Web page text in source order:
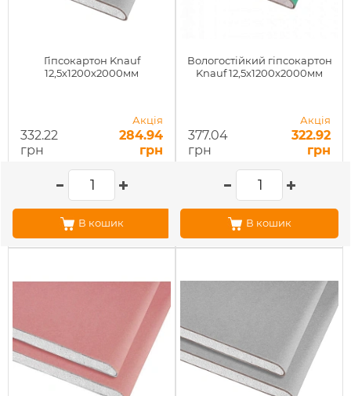
Гіпсокартон Knauf
12,5х1200х2000мм
332.22
грн
Акція
284.94
грн
В кошик
Вологостійкий гіпсокартон
Knauf 12,5x1200x2000мм
377.04
грн
Акція
322.92
грн
В кошик